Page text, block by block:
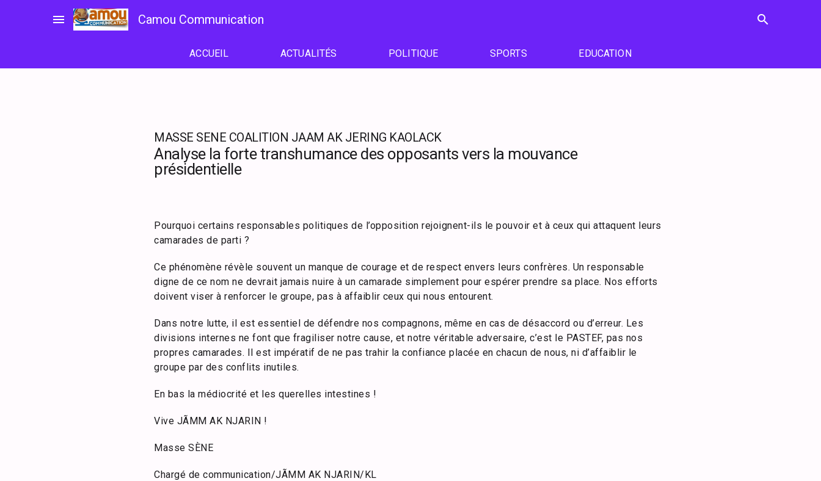
menu Camou Communication search
ACCUEIL ACTUALITÉS POLITIQUE SPORTS EDUCATION
MASSE SENE COALITION JAAM AK JERING KAOLACK
Analyse la forte transhumance des opposants vers la mouvance
présidentielle
Pourquoi certains responsables politiques de l’opposition rejoignent-ils le pouvoir et à ceux qui attaquent leurs
camarades de parti ?
Ce phénomène révèle souvent un manque de courage et de respect envers leurs confrères. Un responsable
digne de ce nom ne devrait jamais nuire à un camarade simplement pour espérer prendre sa place. Nos efforts
doivent viser à renforcer le groupe, pas à affaiblir ceux qui nous entourent.
Dans notre lutte, il est essentiel de défendre nos compagnons, même en cas de désaccord ou d’erreur. Les
divisions internes ne font que fragiliser notre cause, et notre véritable adversaire, c’est le PASTEF, pas nos
propres camarades. Il est impératif de ne pas trahir la confiance placée en chacun de nous, ni d’affaiblir le
groupe par des conflits inutiles.
En bas la médiocrité et les querelles intestines !
Vive JÃMM AK NJARIN !
Masse SÈNE
Chargé de communication/JÃMM AK NJARIN/KL